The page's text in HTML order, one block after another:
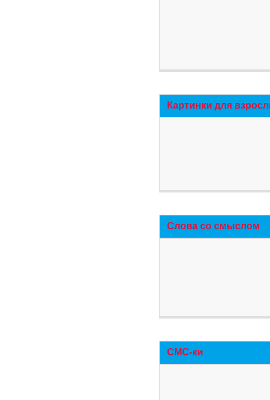
Картинки для
Слова со смыслом
СМС-ки